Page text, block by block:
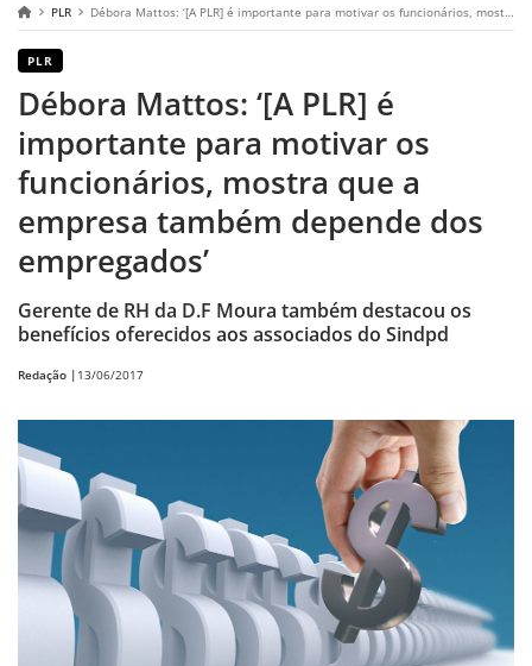
PLR Débora Mattos: ‘[A PLR] é importante para motivar os funcionários, mostra que a empresa também depende dos empregados’
PLR
Débora Mattos: ‘[A PLR] é
importante para motivar os
funcionários, mostra que a
empresa também depende dos
empregados’
Gerente de RH da D.F Moura também destacou os
benefícios oferecidos aos associados do Sindpd
Redação | 13/06/2017